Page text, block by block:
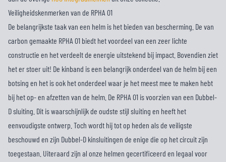
Veiligheidskenmerken van de RPHA 01
De belangrijkste taak van een helm is het bieden van bescherming. De van
carbon gemaakte RPHA 01 biedt het voordeel van een zeer lichte
constructie en het verdeelt de energie uitstekend bij impact. Bovendien ziet
het er stoer uit! De kinband is een belangrijk onderdeel van de helm bij een
botsing en het is ook het onderdeel waar je het meest mee te maken hebt
bij het op- en afzetten van de helm. De RPHA 01 is voorzien van een Dubbel-
D sluiting. Dit is waarschijnlijk de oudste stijl sluiting en heeft het
eenvoudigste ontwerp. Toch wordt hij tot op heden als de veiligste
beschouwd en zijn Dubbel-D kinsluitingen de enige die op het circuit zijn
toegestaan. Uiteraard zijn al onze helmen gecertificeerd en legaal voor